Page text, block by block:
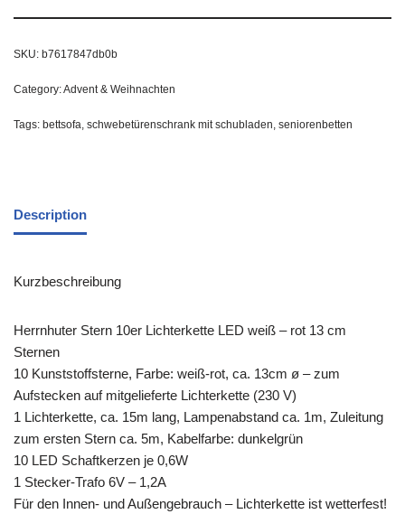
SKU: b7617847db0b
Category:Advent & Weihnachten
Tags: bettsofa, schwebetürenschrank mit schubladen, seniorenbetten
Description
Kurzbeschreibung
Herrnhuter Stern 10er Lichterkette LED weiß – rot 13 cm
Sternen
10 Kunststoffsterne, Farbe: weiß-rot, ca. 13cm ø – zum
Aufstecken auf mitgelieferte Lichterkette (230 V)
1 Lichterkette, ca. 15m lang, Lampenabstand ca. 1m, Zuleitung
zum ersten Stern ca. 5m, Kabelfarbe: dunkelgrün
10 LED Schaftkerzen je 0,6W
1 Stecker-Trafo 6V – 1,2A
Für den Innen- und Außengebrauch – Lichterkette ist wetterfest!